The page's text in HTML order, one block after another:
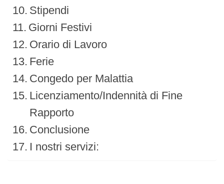
Stipendi
Giorni Festivi
Orario di Lavoro
Ferie
Congedo per Malattia
Licenziamento/Indennità di Fine
Rapporto
Conclusione
I nostri servizi: